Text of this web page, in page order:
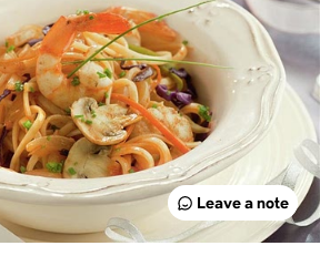
Leave a note